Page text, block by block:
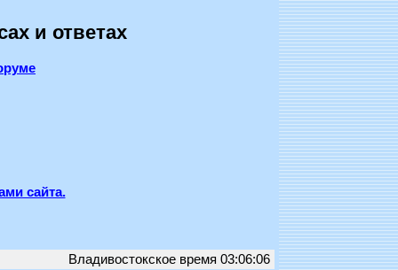
и ответах
сайта.
Владивостокское время 03:06:06